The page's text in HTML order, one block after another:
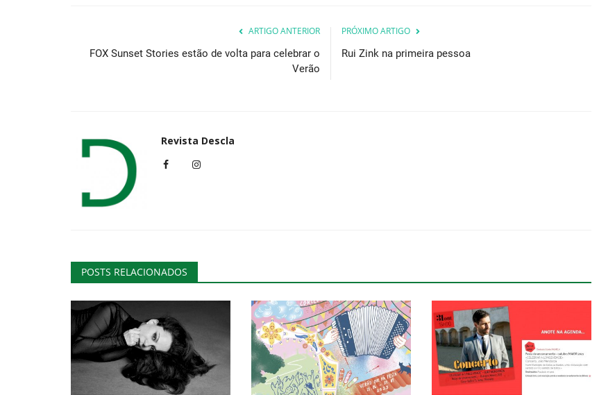
ARTIGO ANTERIOR
FOX Sunset Stories estão de volta para celebrar o
Verão
PRÓXIMO ARTIGO
Rui Zink na primeira pessoa
Revista Descla
POSTS RELACIONADOS